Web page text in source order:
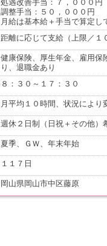
処遇改善手当：７，０００円
調整手当：５０，０００円
月給は基本給＋手当で算定し
距離に応じて支給（上限／１
健康保険、厚生年金、雇用保
り、退職金あり
８：３０～１７：３０
月平均１０時間、状況により
週休２日制（日祝＋その他）
夏季、ＧＷ、年末年始
１１７日
岡山県岡山市中区藤原